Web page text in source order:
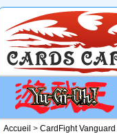
Accueil > CardFight Vanguard